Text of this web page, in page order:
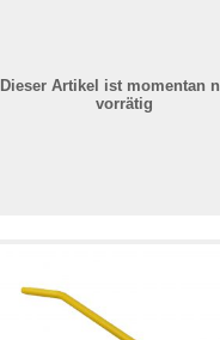
Dieser Artikel ist momentan
vorrätig